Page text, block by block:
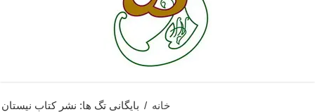
خانه / بایگانی تگ ها: نشر کتاب نیستان